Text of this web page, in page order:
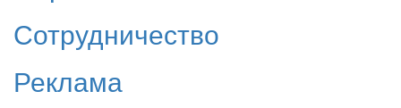
Сотрудничество
Реклама